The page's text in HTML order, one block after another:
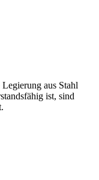
aus Stahl
ist, sind